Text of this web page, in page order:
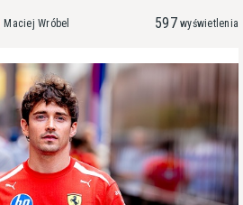
Maciej Wróbel 597 wyświetlenia